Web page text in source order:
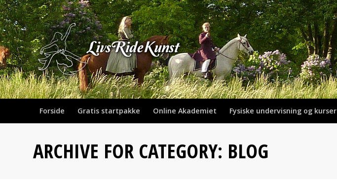
Forside Gratis startpakke Online Akademiet Fysiske undervisning og kurser
ARCHIVE FOR CATEGORY: BLOG